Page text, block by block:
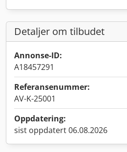
Detaljer om tilbudet
Annonse-ID:
A18457291
Referansenummer:
AV-K-25001
Oppdatering:
sist oppdatert 06.08.2026